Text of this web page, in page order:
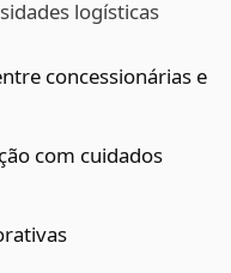
logísticas
concessionárias e
com cuidados